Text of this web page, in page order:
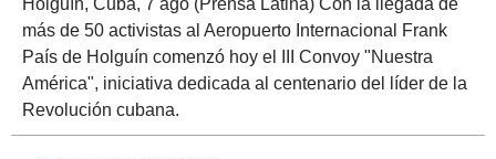
Holguín, Cuba, 7 ago (Prensa Latina) Con la llegada de
más de 50 activistas al Aeropuerto Internacional Frank
País de Holguín comenzó hoy el III Convoy "Nuestra
América", iniciativa dedicada al centenario del líder de la
Revolución cubana.